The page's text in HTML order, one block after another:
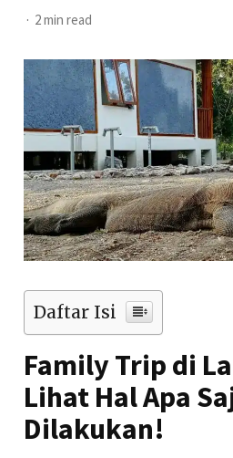
2 min read
Daftar Isi
Family Trip di
Lihat Hal Apa
Dilakukan!